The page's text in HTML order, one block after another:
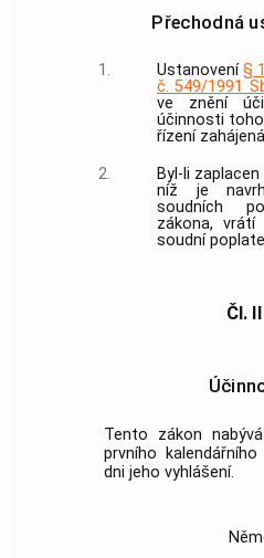
Přechodná
1. Ustanovení§
č. 549/1991
ve znění
účinnosti
řízení
2.
Byl-li
níž je
soudních
zákona,
soudní
Čl.
Tento zákon
prvního
dni jeho vyhlášení.